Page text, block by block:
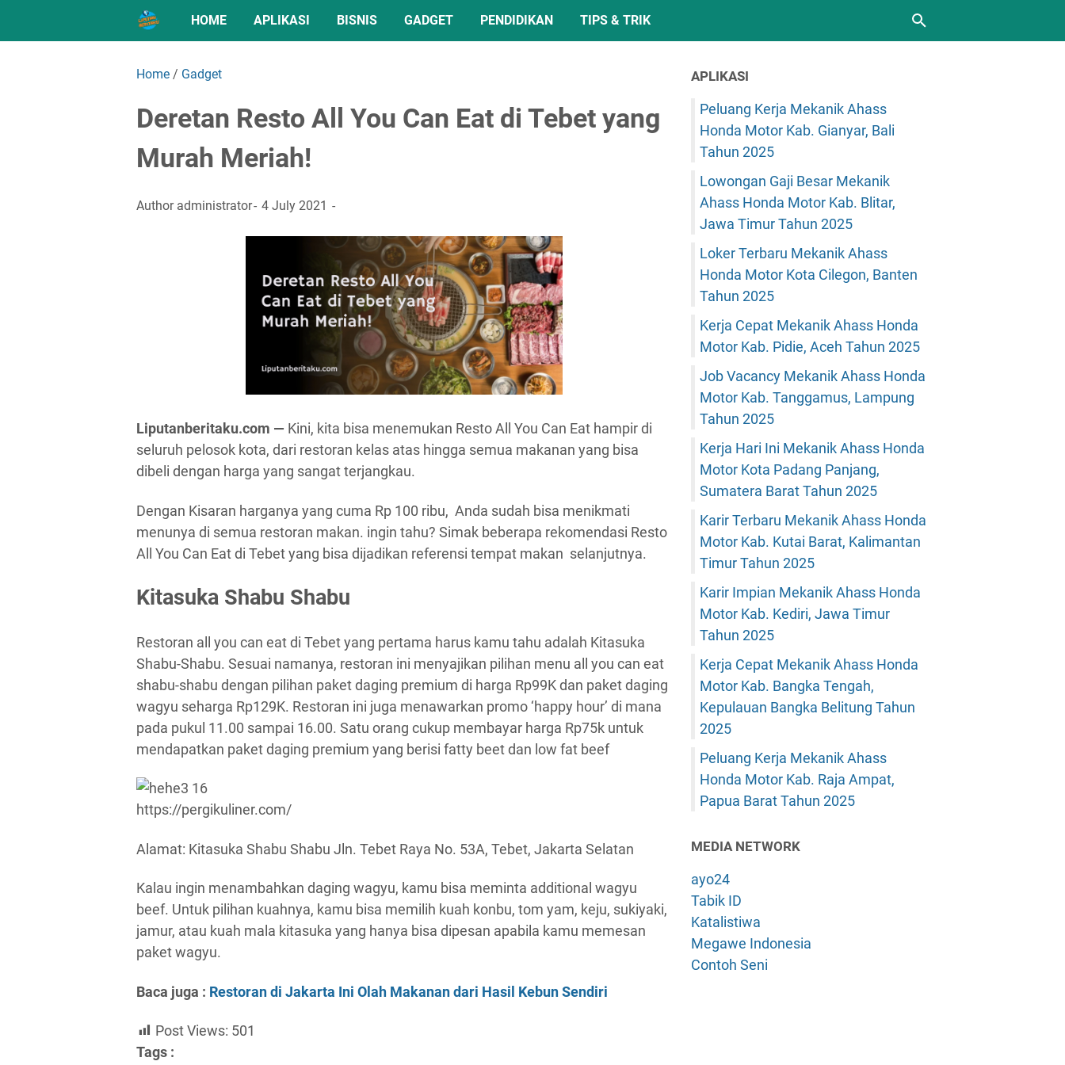
HOME APLIKASI BISNIS GADGET PENDIDIKAN TIPS & TRIK
Home / Gadget
Deretan Resto All You Can Eat di Tebet yang
Murah Meriah!
Author administrator 4 July 2021
Liputanberitaku.com — Kini, kita bisa menemukan Resto All You Can Eat hampir di
seluruh pelosok kota, dari restoran kelas atas hingga semua makanan yang bisa
dibeli dengan harga yang sangat terjangkau.
Dengan Kisaran harganya yang cuma Rp 100 ribu, Anda sudah bisa menikmati
menunya di semua restoran makan. ingin tahu? Simak beberapa rekomendasi Resto
All You Can Eat di Tebet yang bisa dijadikan referensi tempat makan selanjutnya.
Kitasuka Shabu Shabu
Restoran all you can eat di Tebet yang pertama harus kamu tahu adalah Kitasuka
Shabu-Shabu. Sesuai namanya, restoran ini menyajikan pilihan menu all you can eat
shabu-shabu dengan pilihan paket daging premium di harga Rp99K dan paket daging
wagyu seharga Rp129K. Restoran ini juga menawarkan promo ‘happy hour’ di mana
pada pukul 11.00 sampai 16.00. Satu orang cukup membayar harga Rp75k untuk
mendapatkan paket daging premium yang berisi fatty beet dan low fat beef
https://pergikuliner.com/
Alamat: Kitasuka Shabu Shabu Jln. Tebet Raya No. 53A, Tebet, Jakarta Selatan
Kalau ingin menambahkan daging wagyu, kamu bisa meminta additional wagyu
beef. Untuk pilihan kuahnya, kamu bisa memilih kuah konbu, tom yam, keju, sukiyaki,
jamur, atau kuah mala kitasuka yang hanya bisa dipesan apabila kamu memesan
paket wagyu.
Baca juga : Restoran di Jakarta Ini Olah Makanan dari Hasil Kebun Sendiri
Post Views: 501
Tags :
APLIKASI
Peluang Kerja Mekanik Ahass
Honda Motor Kab. Gianyar, Bali
Tahun 2025
Lowongan Gaji Besar Mekanik
Ahass Honda Motor Kab. Blitar,
Jawa Timur Tahun 2025
Loker Terbaru Mekanik Ahass
Honda Motor Kota Cilegon, Banten
Tahun 2025
Kerja Cepat Mekanik Ahass Honda
Motor Kab. Pidie, Aceh Tahun 2025
Job Vacancy Mekanik Ahass Honda
Motor Kab. Tanggamus, Lampung
Tahun 2025
Kerja Hari Ini Mekanik Ahass Honda
Motor Kota Padang Panjang,
Sumatera Barat Tahun 2025
Karir Terbaru Mekanik Ahass Honda
Motor Kab. Kutai Barat, Kalimantan
Timur Tahun 2025
Karir Impian Mekanik Ahass Honda
Motor Kab. Kediri, Jawa Timur
Tahun 2025
Kerja Cepat Mekanik Ahass Honda
Motor Kab. Bangka Tengah,
Kepulauan Bangka Belitung Tahun
2025
Peluang Kerja Mekanik Ahass
Honda Motor Kab. Raja Ampat,
Papua Barat Tahun 2025
MEDIA NETWORK
ayo24
Tabik ID
Katalistiwa
Megawe Indonesia
Contoh Seni